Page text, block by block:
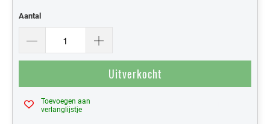
Aantal
Uitverkocht
Toevoegen aan
verlanglijstje